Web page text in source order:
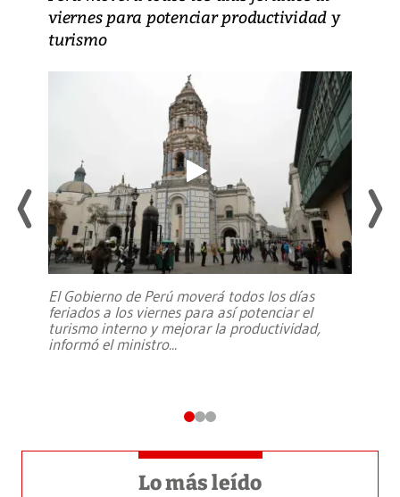
viernes para potenciar productividad y
turismo
El Gobierno de Perú moverá todos los días
feriados a los viernes para así potenciar el
turismo interno y mejorar la productividad,
informó el ministro...
Lo más leído